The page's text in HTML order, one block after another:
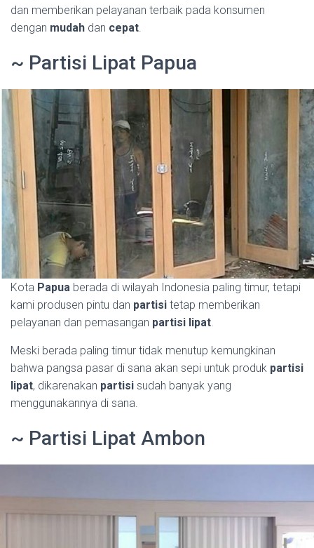
dan memberikan pelayanan terbaik pada konsumen
dengan mudah dan cepat
~ Partisi Lipat Papua
Kota Papua berada di wilayah Indonesia paling timur, tetapi
kami produsen pintu dan partisi tetap memberikan
pelayanan dan pemasangan partisi lipat.
Meski berada paling timur tidak menutup kemungkinan
bahwa pangsa pasar di sana akan sepi untuk produk partisi
lipat, dikarenakan partisi sudah banyak yang
menggunakannya di sana.
~ Partisi Lipat Ambon